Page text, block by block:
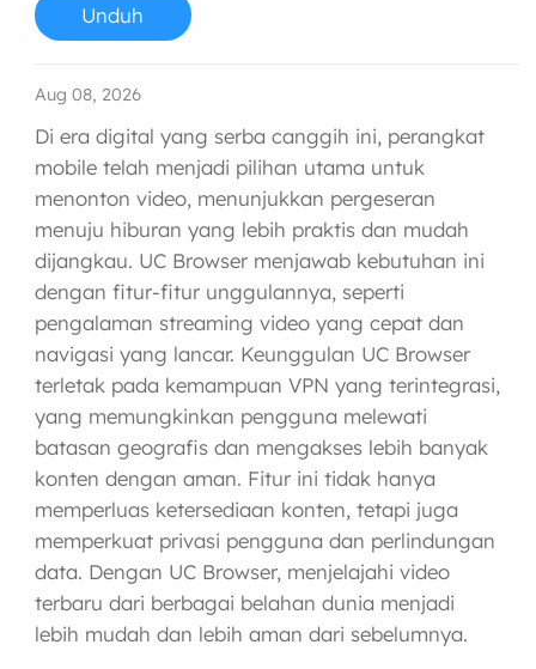
Unduh
Aug 08, 2026
Di era digital yang serba canggih ini, perangkat
mobile telah menjadi pilihan utama untuk
menonton video, menunjukkan pergeseran
menuju hiburan yang lebih praktis dan mudah
dijangkau. UC Browser menjawab kebutuhan ini
dengan fitur-fitur unggulannya, seperti
pengalaman streaming video yang cepat dan
navigasi yang lancar. Keunggulan UC Browser
terletak pada kemampuan VPN yang terintegrasi,
yang memungkinkan pengguna melewati
batasan geografis dan mengakses lebih banyak
konten dengan aman. Fitur ini tidak hanya
memperluas ketersediaan konten, tetapi juga
memperkuat privasi pengguna dan perlindungan
data. Dengan UC Browser, menjelajahi video
terbaru dari berbagai belahan dunia menjadi
lebih mudah dan lebih aman dari sebelumnya.